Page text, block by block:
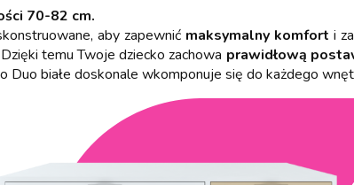
70-82 cm.
aby zapewnić maksymalny komfort i
temu Twoje dziecko zachowa prawidłową
Duo białe doskonale wkomponuje się do każdego